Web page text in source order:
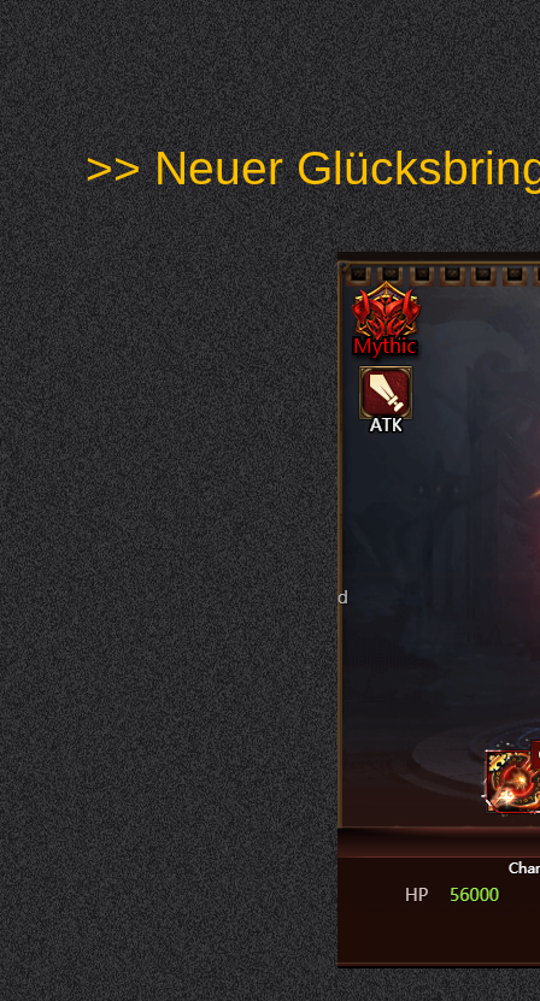
>> Neuer